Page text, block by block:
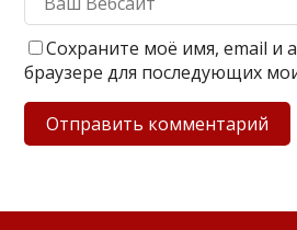
Сохраните моё имя, email и
браузере для последующих